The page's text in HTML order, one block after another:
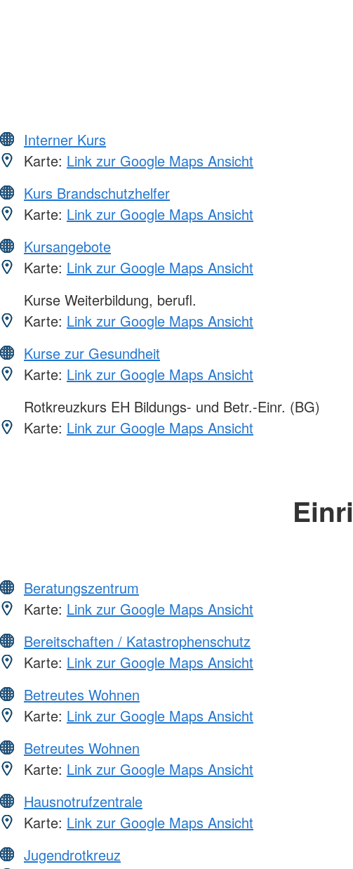
Interner Kurs
Karte: Link zur Google Maps Ansicht
Kurs Brandschutzhelfer
Karte: Link zur Google Maps Ansicht
Kursangebote
Karte: Link zur Google Maps Ansicht
Kurse Weiterbildung, berufl.
Karte: Link zur Google Maps Ansicht
Kurse zur Gesundheit
Karte: Link zur Google Maps Ansicht
Rotkreuzkurs EH Bildungs- und Betr.-Einr. (BG)
Karte: Link zur Google Maps Ansicht
Beratungszentrum
Karte: Link zur Google Maps Ansicht
Bereitschaften / Katastrophenschutz
Karte: Link zur Google Maps Ansicht
Betreutes Wohnen
Karte: Link zur Google Maps Ansicht
Betreutes Wohnen
Karte: Link zur Google Maps Ansicht
Hausnotrufzentrale
Karte: Link zur Google Maps Ansicht
Jugendrotkreuz